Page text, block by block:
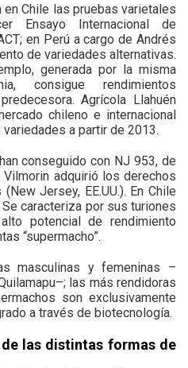
Chile las pruebas varietales
Ensayo Internacional de
en Perú a cargo de Andrés
de variedades alternativas.
generada por la misma
consigue rendimientos
Agrícola Llahuén
chileno e internacional
a partir de 2013.
conseguido con NJ 953, de
adquirió los derechos
Jersey, EE.UU.). En Chile
caracteriza por sus turiones
potencial de rendimiento
“supermacho”.
masculinas y femeninas –
las más rendidoras
son exclusivamente
a través de biotecnología.
las distintas formas de